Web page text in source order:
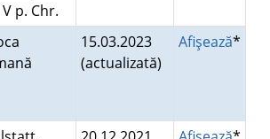
V p. Chr.
15.03.2023
(actualizată)
Afişează*